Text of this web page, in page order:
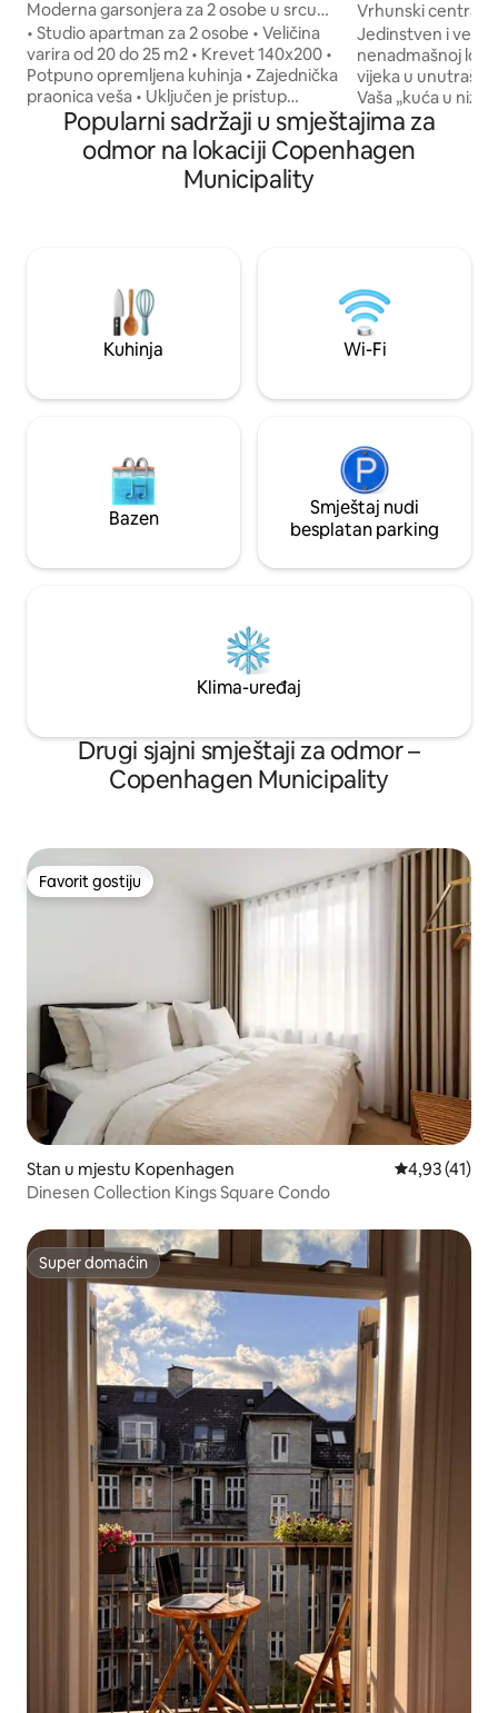
n
Moderna garsonjera za 2 osobe u srcu
Østerbroa
• Studio apartman za 2 osobe • Veličina
varira od 20 do 25 m2 • Krevet 140x200 •
Potpuno opremljena kuhinja • Zajednička
praonica veša • Uključen je pristup
lokalnoj teretani • Prostirke za jogu • Brzi
Wi-Fi • Smart TV • Ostava za prtljag •
Dječji krevetac je dostupan (na zahtjev) •
Prostor za zajednički rad • Zajednička
profesionalno čisti u skladu sa našim
standardom „Besprekorno čisto“ od 80
koraka prije vašeg dolaska.
penhagen
Vrhunski
apartman /
Jedinstven i
nenadmašnoj
vijeka u
Vaša „kuća u
sporedne ulice. Luksuzni luksuz koji se
prostire na 140
luksuznom stanu
takođe savršen
poslovne boravke
Popularni sadržaji u smještajima za
odmor na lokaciji Copenhagen
Municipality
Kuhinja Wi-Fi
Bazen
Smještaj nudi
besplatan parking
Klima-uređaj
Drugi sjajni smještaji za odmor –
Copenhagen Municipality
Favorit gostiju
Favorit gostiju
Stan u mjestu Kopenhagen prosječna
4,93 (41)
Dinesen Collection Kings Square Condo
Super domaćin
Super domaćin